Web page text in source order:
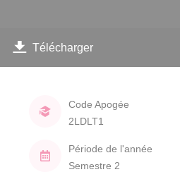
Télécharger
Code Apogée
2LDLT1
Période de l'année
Semestre 2